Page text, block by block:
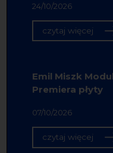
24/10/2026
czytaj więcej
Emil Miszk
Premiera płyty
07/10/2026
czytaj więcej